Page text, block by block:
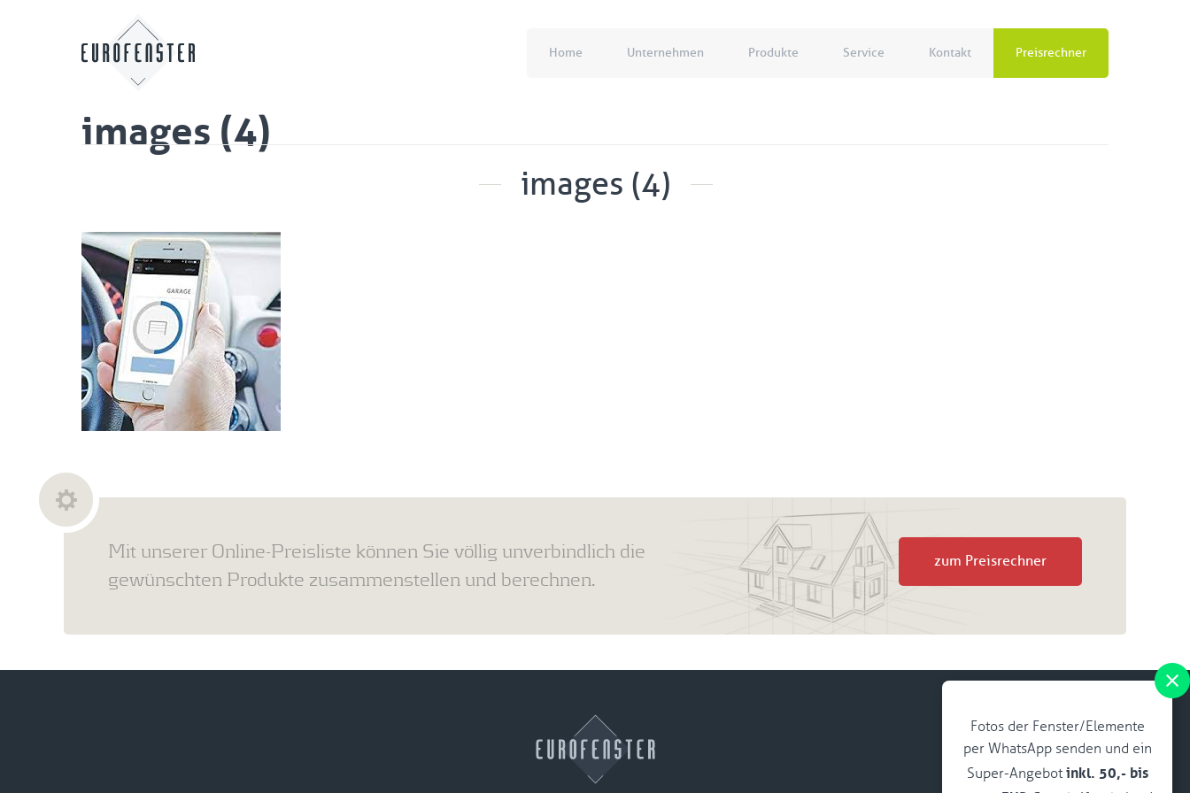
Home Unternehmen Produkte Service Kontakt Preisrechner
images (4)
images (4)
Fotos der Fenster/Elemente
per WhatsApp senden und ein
Super-Angebot inkl. 50,- bis
Mit unserer Online-Preisliste können Sie völlig unverbindlich die
gewünschten Produkte zusammenstellen und berechnen.
zum Preisrechner